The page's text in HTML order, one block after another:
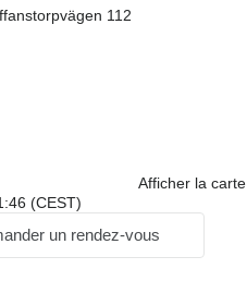
112
Afficher la carte
(CEST)
un rendez-vous